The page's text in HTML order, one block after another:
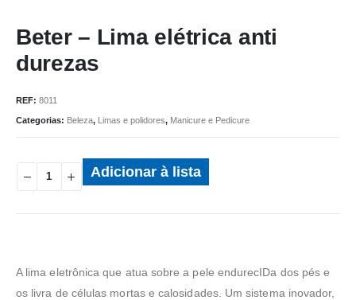
Beter – Lima elétrica anti
durezas
REF: 8011
Categorias: Beleza, Limas e polidores, Manicure e Pedicure
Adicionar à lista
A lima eletrônica que atua sobre a pele endurecIDa dos pés e
os livra de células mortas e calosidades. Um sistema inovador,